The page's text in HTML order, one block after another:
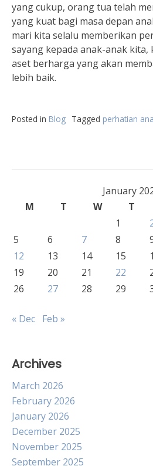
yang cukup, orang tua telah
yang kuat bagi masa depan
mari kita selalu memberikan
sayang kepada anak-anak kita,
aset berharga yang akan
lebih baik.
Posted in Blog Tagged perhatian
January
M
T W T
1
5
6 7 8
12
13 14 15
19
20 21 22
26
27 28 29
« Dec Feb »
Archives
March 2026
February 2026
January 2026
December 2025
November 2025
September 2025